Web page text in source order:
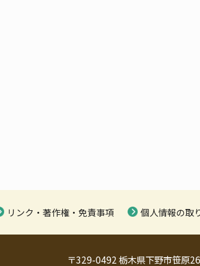
リンク・著作権・免責事項 個人情報の取
〒329-0492 栃木県下野市笹原